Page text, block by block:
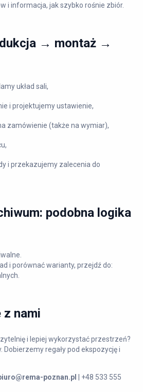
i informacja, jak szybko rośnie zbiór.
→ montaż →
układ sali,
i projektujemy ustawienie,
zamówienie (także na wymiar),
i przekazujemy zalecenia do
podobna logika
i porównać warianty, przejdź do:
nami
i lepiej wykorzystać przestrzeń?
Dobierzemy regały pod ekspozycję i
poznan.pl
| +48 533 555